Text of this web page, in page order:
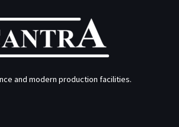
and modern production facilities.